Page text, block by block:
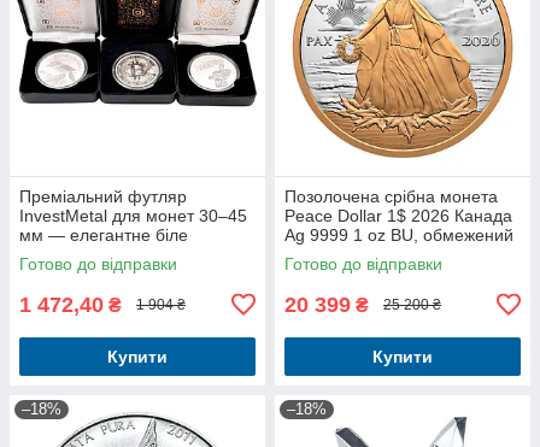
Преміальний футляр
InvestMetal для монет 30–45
мм — елегантне біле
оздоблення для колекцій
Готово до відправки
1 472,40 ₴ 1 904 ₴
Купити
Позолочена срібна монета
Peace Dollar 1$ 2026 Канада
Ag 9999 1 oz BU, обмежений
тираж
Готово до відправки
20 399 ₴ 25 200 ₴
Купити
–18% –18%